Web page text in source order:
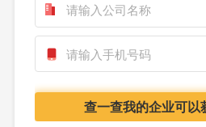
查一查我的企业可以